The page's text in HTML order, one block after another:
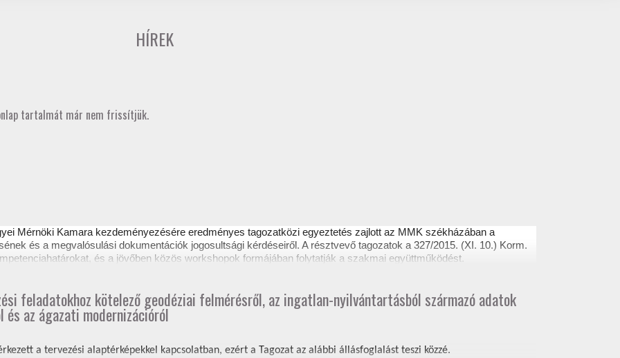
HÍREK
tartalmát már nem frissítjük.
Mérnöki Kamara kezdeményezésére eredményes tagozatközi egyeztetés zajlott az MMK székházában a
és a megvalósulási dokumentációk jogosultsági kérdéseiről. A résztvevő tagozatok a 327/2015. (XI. 10.) Korm.
és a jövőben közös workshopok formájában folytatják a szakmai együttműködést.
feladatokhoz kötelező geodéziai felmérésről, az ingatlan-nyilvántartásból származó adatok
és az ágazati modernizációról
a tervezési alaptérképekkel kapcsolatban, ezért a Tagozat az alábbi állásfoglalást teszi közzé.